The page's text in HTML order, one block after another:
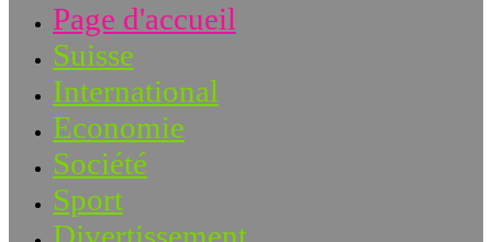
Page d'accueil
Suisse
International
Economie
Société
Sport